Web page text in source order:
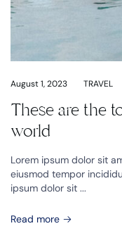
August 1, 2023 TRAVEL
These are the
world
Lorem ipsum dolor sit
eiusmod tempor
ipsum dolor sit ...
Read more